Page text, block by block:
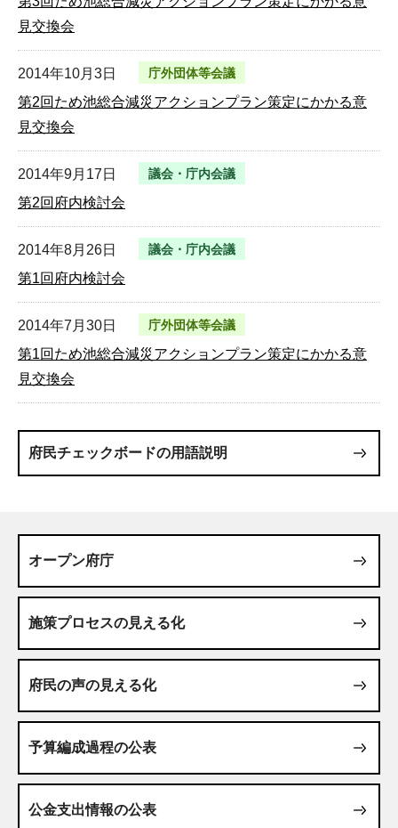
見交換会
2014年10月3日 庁外団体等会議
第2回ため池総合減災アクションプラン策定にかかる意
見交換会
2014年9月17日 議会・庁内会議
第2回府内検討会
2014年8月26日 議会・庁内会議
第1回府内検討会
2014年7月30日 庁外団体等会議
第1回ため池総合減災アクションプラン策定にかかる意
見交換会
府民チェックボードの用語説明
オープン府庁
施策プロセスの見える化
府民の声の見える化
予算編成過程の公表
公金支出情報の公表